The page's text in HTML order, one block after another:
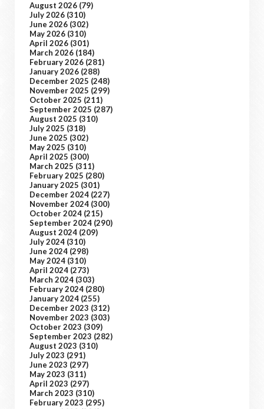
August 2026 (79)
July 2026 (310)
June 2026 (302)
May 2026 (310)
April 2026 (301)
March 2026 (184)
February 2026 (281)
January 2026 (288)
December 2025 (248)
November 2025 (299)
October 2025 (211)
September 2025 (287)
August 2025 (310)
July 2025 (318)
June 2025 (302)
May 2025 (310)
April 2025 (300)
March 2025 (311)
February 2025 (280)
January 2025 (301)
December 2024 (227)
November 2024 (300)
October 2024 (215)
September 2024 (290)
August 2024 (209)
July 2024 (310)
June 2024 (298)
May 2024 (310)
April 2024 (273)
March 2024 (303)
February 2024 (280)
January 2024 (255)
December 2023 (312)
November 2023 (303)
October 2023 (309)
September 2023 (282)
August 2023 (310)
July 2023 (291)
June 2023 (297)
May 2023 (311)
April 2023 (297)
March 2023 (310)
February 2023 (295)